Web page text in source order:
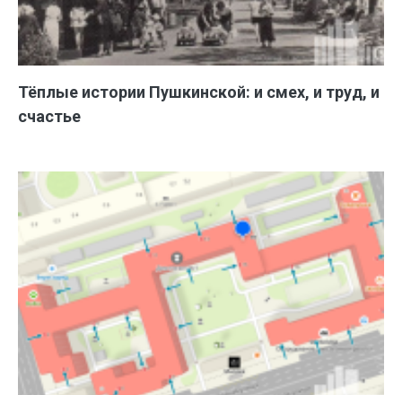
Тёплые истории Пушкинской: и смех, и труд, и
счастье